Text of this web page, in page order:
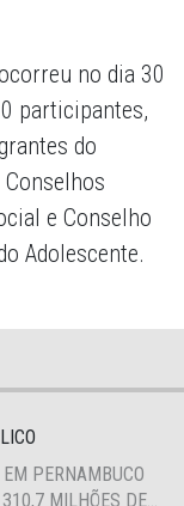
no dia 30
participantes,
do
e Conselho
Adolescente.
PERNAMBUCO
MILHÕES DE